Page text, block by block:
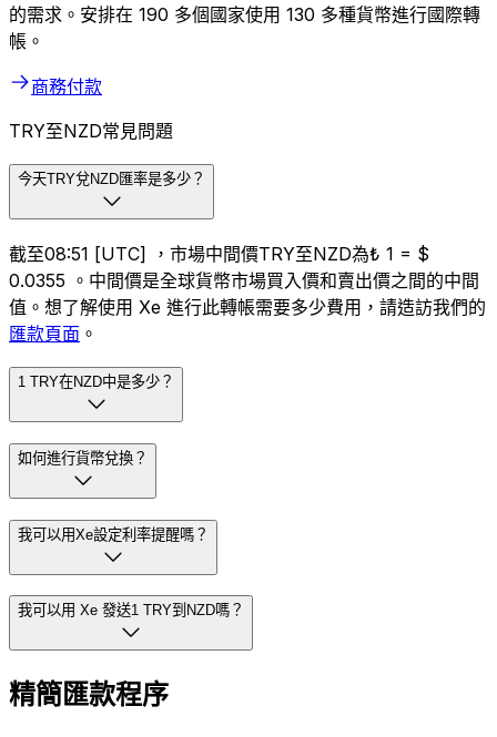
的需求。安排在 190 多個國家使用 130 多種貨幣進行國際轉
帳。
商務付款
TRY至NZD常見問題
今天TRY兌NZD匯率是多少？
截至08:51 [UTC] ，市場中間價TRY至NZD為₺ 1 = $
0.0355 。中間價是全球貨幣市場買入價和賣出價之間的中間
值。想了解使用 Xe 進行此轉帳需要多少費用，請造訪我們的
匯款頁面 。
1 TRY在NZD中是多少？
如何進行貨幣兌換？
我可以用Xe設定利率提醒嗎？
我可以用 Xe 發送1 TRY到NZD嗎？
精簡匯款程序